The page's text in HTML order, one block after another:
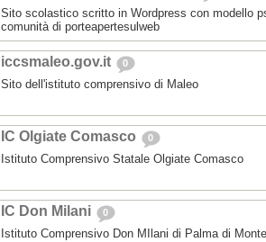
Sito scolastico scritto in Wordpress con modello
comunità di porteapertesulweb
iccsmaleo.gov.it 0
Sito dell'istituto comprensivo di Maleo
IC Olgiate Comasco 0
Istituto Comprensivo Statale Olgiate Comasco
IC Don Milani 0
Istituto Comprensivo Don MIlani di Palma di